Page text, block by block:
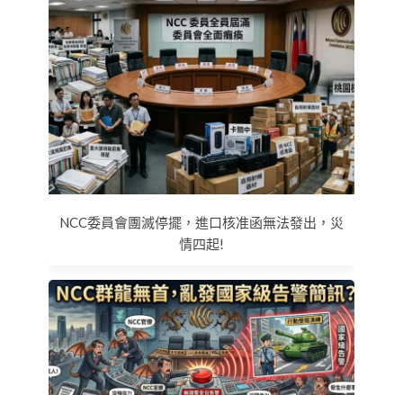
NCC委員會團滅停擺，進口核准函無法發出，災
情四起!